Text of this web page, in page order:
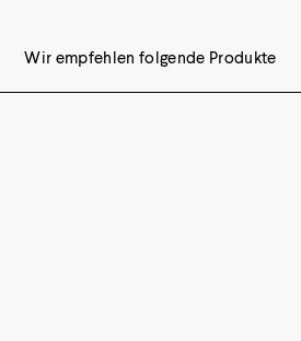
Wir empfehlen folgende Produkte